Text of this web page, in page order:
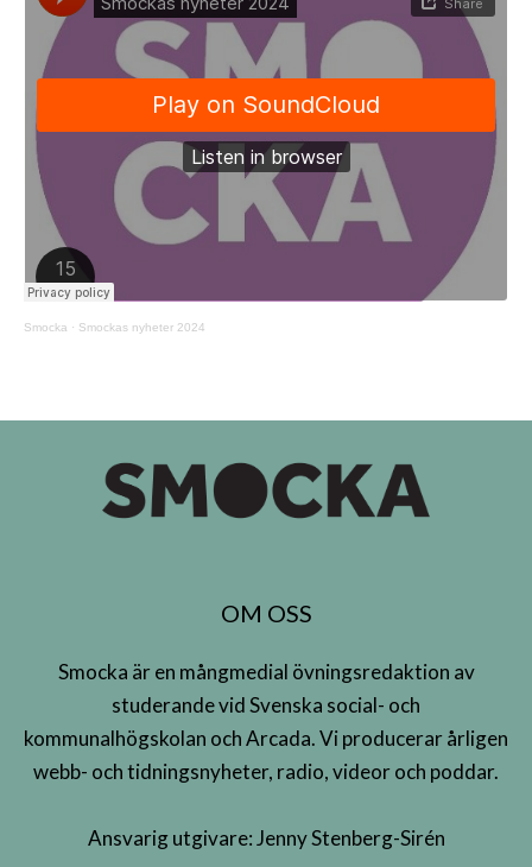
Smocka · Smockas nyheter 2024
OM OSS
Smocka är en mångmedial övningsredaktion av
studerande vid Svenska social- och
kommunalhögskolan och Arcada. Vi producerar årligen
webb- och tidningsnyheter, radio, videor och poddar.
Ansvarig utgivare: Jenny Stenberg-Sirén